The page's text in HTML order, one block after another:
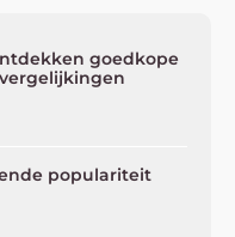
goedkope
populariteit